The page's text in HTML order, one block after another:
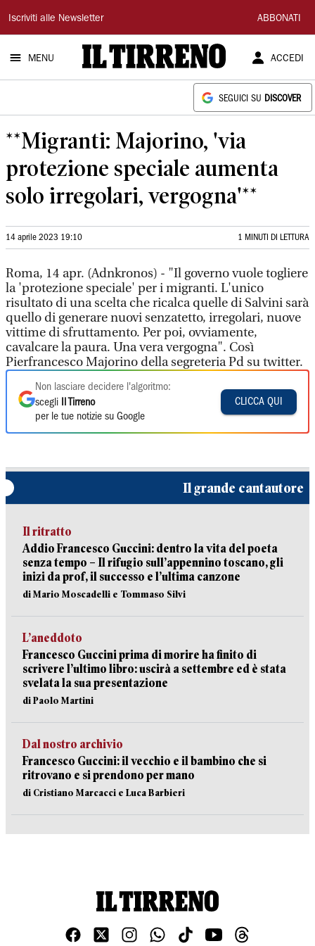
Il
Tirreno
Iscriviti alle Newsletter ABBONATI
MENU ACCEDI
SEGUICI SU DISCOVER
**Migranti: Majorino, 'via
protezione speciale aumenta
solo irregolari, vergogna'**
14 aprile 2023 19:10 1 MINUTI DI LETTURA
Roma, 14 apr. (Adnkronos) - "Il governo vuole togliere
la 'protezione speciale' per i migranti. L'unico
risultato di una scelta che ricalca quelle di Salvini sarà
quello di generare nuovi senzatetto, irregolari, nuove
vittime di sfruttamento. Per poi, ovviamente,
cavalcare la paura. Una vera vergogna". Così
Pierfrancesco Majorino della segreteria Pd su twitter.
Non lasciare decidere l'algoritmo:
scegli
Il Tirreno
per le tue notizie su Google
CLICCA QUI
Il grande cantautore
Il ritratto
Addio Francesco Guccini: dentro la vita del poeta
senza tempo – Il rifugio sull’appennino toscano, gli
inizi da prof, il successo e l’ultima canzone
di Mario Moscadelli e Tommaso Silvi
L’aneddoto
Francesco Guccini prima di morire ha finito di
scrivere l’ultimo libro: uscirà a settembre ed è stata
svelata la sua presentazione
di Paolo Martini
Dal nostro archivio
Francesco Guccini: il vecchio e il bambino che si
ritrovano e si prendono per mano
di Cristiano Marcacci e Luca Barbieri